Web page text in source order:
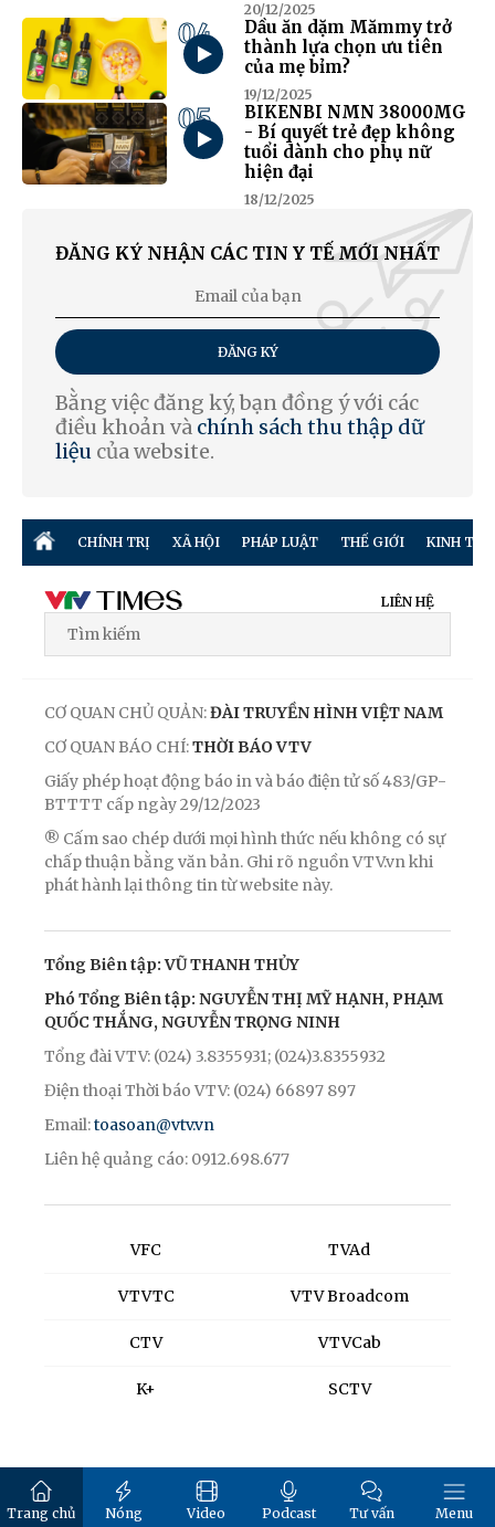
Trang chủ Nóng Video Podcast Tư vấn Menu
20/12/2025
04
Dầu ăn dặm Mămmy trở
thành lựa chọn ưu tiên
của mẹ bỉm?
19/12/2025
05
BIKENBI NMN 38000MG
- Bí quyết trẻ đẹp không
tuổi dành cho phụ nữ
hiện đại
18/12/2025
ĐĂNG KÝ NHẬN CÁC TIN Y TẾ MỚI NHẤT
ĐĂNG KÝ
Bằng việc đăng ký, bạn đồng ý với các
điều khoản và chính sách thu thập dữ
liệu của website.
CHÍNH TRỊ XÃ HỘI PHÁP LUẬT THẾ GIỚI KINH TẾ
LIÊN HỆ
CƠ QUAN CHỦ QUẢN:ĐÀI TRUYỀN HÌNH VIỆT NAM
CƠ QUAN BÁO CHÍ:THỜI BÁO VTV
Giấy phép hoạt động báo in và báo điện tử số 483/GP-
BTTTT cấp ngày 29/12/2023
® Cấm sao chép dưới mọi hình thức nếu không có sự
chấp thuận bằng văn bản. Ghi rõ nguồn VTV.vn khi
phát hành lại thông tin từ website này.
Tổng Biên tập: VŨ THANH THỦY
Phó Tổng Biên tập: NGUYỄN THỊ MỸ HẠNH, PHẠM
QUỐC THẮNG, NGUYỄN TRỌNG NINH
Tổng đài VTV: (024) 3.8355931; (024)3.8355932
Điện thoại Thời báo VTV: (024) 66897 897
Email:toasoan@vtv.vn
Liên hệ quảng cáo: 0912.698.677
VFC
VTVTC
CTV
K+
TVAd
VTV Broadcom
VTVCab
SCTV